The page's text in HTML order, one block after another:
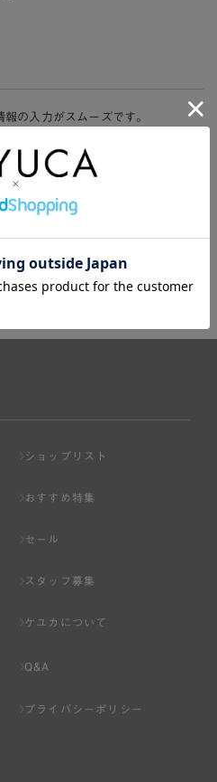
の入力がスムーズです。
す。
ショップリスト
おすすめ特集
セール
スタッフ募集
ケユカについて
Q&A
プライバシーポリシー